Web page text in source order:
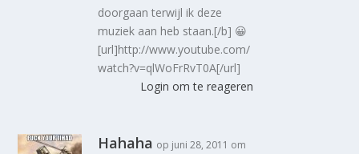
doorgaan terwijl ik deze
muziek aan heb staan.[/b] 😀
[url]http://www.youtube.com/
watch?v=qlWoFrRvT0A[/url]
Login om te reageren
Hahaha op juni 28, 2011 om